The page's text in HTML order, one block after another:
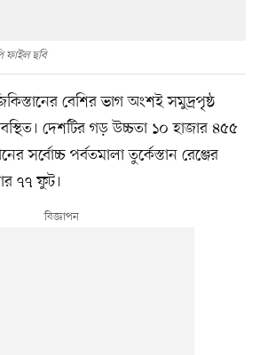
ফাইল ছবি
বেশির ভাগ অংশই সমুদ্রপৃষ্ঠ
দেশটির গড় উচ্চতা ১০ হাজার ৪৫৫
সর্বোচ্চ পর্বতমালা তুর্কেস্তান রেঞ্জের
৭৭ ফুট।